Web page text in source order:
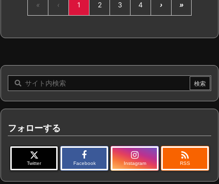
« ‹ 1 2 3 4 › »
フォローする
Twitter Facebook Instagram

RSS